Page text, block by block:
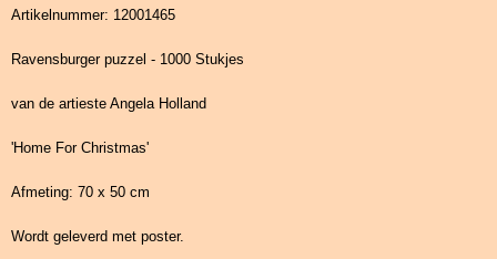
Artikelnummer: 12001465
Ravensburger puzzel - 1000 Stukjes
van de artieste Angela Holland
'Home For Christmas'
Afmeting: 70 x 50 cm
Wordt geleverd met poster.